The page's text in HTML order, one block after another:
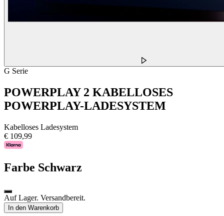
G Serie
POWERPLAY 2 KABELLOSES
POWERPLAY-LADESYSTEM
Kabelloses Ladesystem
€ 109,99
Farbe Schwarz
Auf Lager. Versandbereit.
In den Warenkorb